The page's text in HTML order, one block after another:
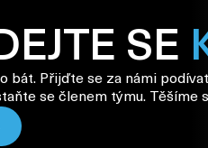
SE
bát. Přijďte se za námi
se členem týmu. Těšíme